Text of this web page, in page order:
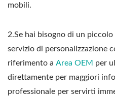
mobili.
2.Se hai bisogno di un
servizio di personalizzazione
riferimento a Area OEM per
direttamente per maggiori
professionale per servirti